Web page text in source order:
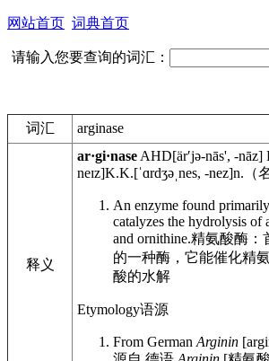
网站首页 词典首页
请输入您要查询的词汇：
词汇 arginase
释义
ar·gi·nase AHD[ärʹjə-nās', -nāz]
neɪz]K.K.[ˈɑrdʒəˌnes, -nez]n. （
An enzyme found
catalyzes the hydrolysis of
and ornithine.精氨酸酶：
的一种酶，它能催化精
酸的水解
Etymology语源
From German Arginin